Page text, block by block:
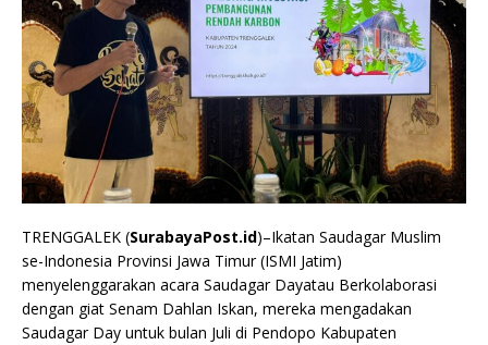
TRENGGALEK (SurabayaPost.id)–Ikatan Saudagar Muslim
se-Indonesia Provinsi Jawa Timur (ISMI Jatim)
menyelenggarakan acara Saudagar Dayatau Berkolaborasi
dengan giat Senam Dahlan Iskan, mereka mengadakan
Saudagar Day untuk bulan Juli di Pendopo Kabupaten